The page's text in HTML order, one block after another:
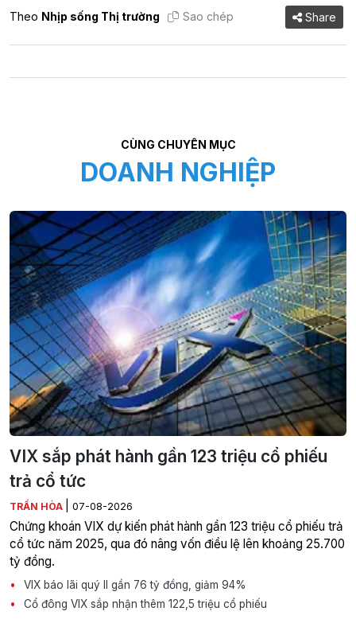
Theo Nhịp sống Thị trường Sao chép Share
CÙNG CHUYÊN MỤC
DOANH NGHIỆP
VIX sắp phát hành gần 123 triệu cổ phiếu
trả cổ tức
TRẦN HÒA 07-08-2026
Chứng khoán VIX dự kiến phát hành gần 123 triệu cổ phiếu trả
cổ tức năm 2025, qua đó nâng vốn điều lệ lên khoảng 25.700
tỷ đồng.
VIX báo lãi quý II gần 76 tỷ đồng, giảm 94%
Cổ đông VIX sắp nhận thêm 122,5 triệu cổ phiếu